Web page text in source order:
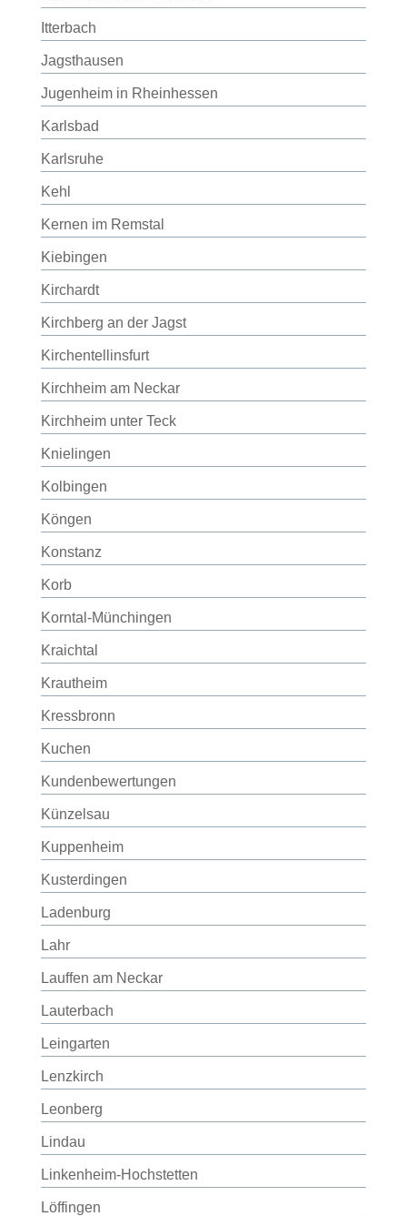
Itterbach
Jagsthausen
Jugenheim in Rheinhessen
Karlsbad
Karlsruhe
Kehl
Kernen im Remstal
Kiebingen
Kirchardt
Kirchberg an der Jagst
Kirchentellinsfurt
Kirchheim am Neckar
Kirchheim unter Teck
Knielingen
Kolbingen
Köngen
Konstanz
Korb
Korntal-Münchingen
Kraichtal
Krautheim
Kressbronn
Kuchen
Kundenbewertungen
Künzelsau
Kuppenheim
Kusterdingen
Ladenburg
Lahr
Lauffen am Neckar
Lauterbach
Leingarten
Lenzkirch
Leonberg
Lindau
Linkenheim-Hochstetten
Löffingen